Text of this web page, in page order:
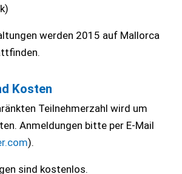
werden 2015 auf Mallorca
Kosten
Teilnehmerzahl wird um
Anmeldungen bitte per E-Mail
).
sind kostenlos.